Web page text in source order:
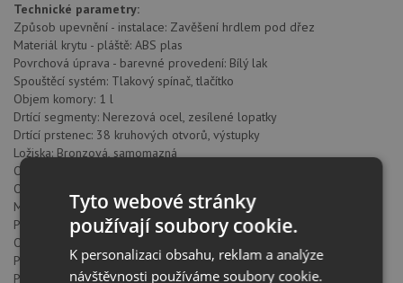
Technické parametry:
Způsob upevnění - instalace: Zavěšení hrdlem pod dřez
Materiál krytu - pláště: ABS plas
Povrchová úprava - barevné provedení: Bílý lak
Spouštěcí systém: Tlakový spínač, tlačítko
Objem komory: 1 l
Drtící segmenty: Nerezová ocel, zesílené lopatky
Drtící prstenec: 38 kruhových otvorů, výstupky
Ložiska: Bronzová, samomazná
Ochranná tlumící manžeta: Vyjímatelná, silikonová
Otvor dřezu: Ø 9cm (3,5“)
Maximální tloušťka dřezu: 20 mm (v místě upnutí)
Připojení na myčku / pračku, přepad dřezu: Ano
Odhlučnění: Celkově motor- krytem
Průměrná spotřeba vody: 10 l/ den cca 3 drcení denně
Průměr odpadního potrubí: Doporučeno min. 40 mm
Tyto webové stránky
používají soubory cookie.
K personalizaci obsahu, reklam a analýze
návštěvnosti používáme soubory cookie.